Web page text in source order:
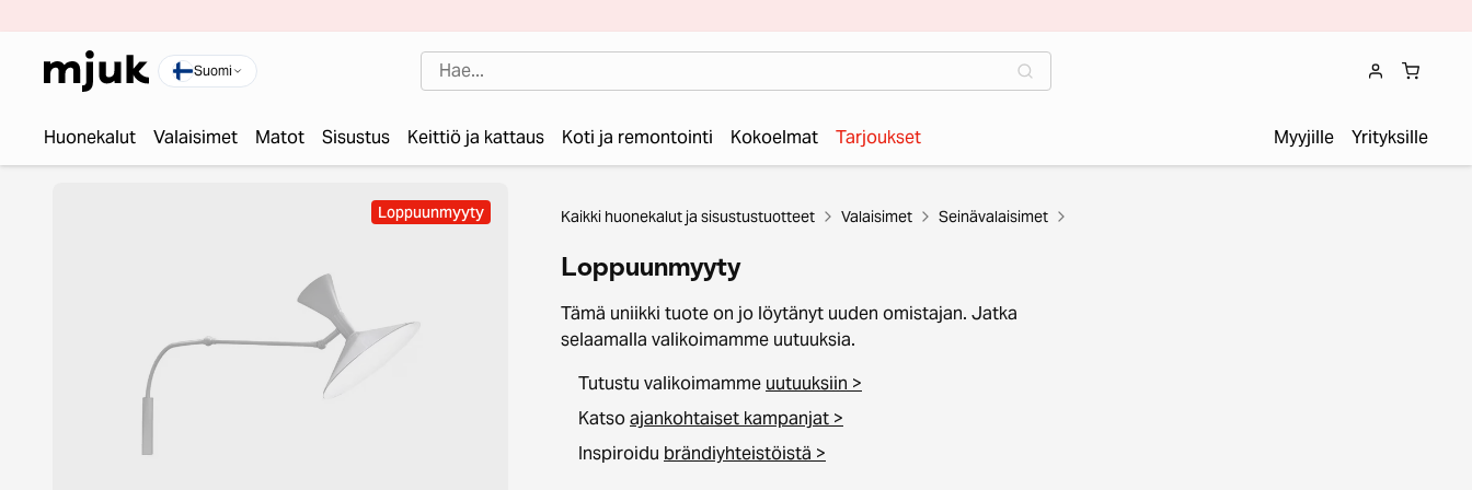
Suomi
Huonekalut Valaisimet Matot Sisustus Keittiö ja kattaus Koti ja remontointi Kokoelmat Tarjoukset Myyjille Yrityksille
Loppuunmyyty Kaikki huonekalut ja sisustustuotteet Valaisimet Seinävalaisimet
Loppuunmyyty
Tämä uniikki tuote on jo löytänyt uuden omistajan. Jatka
selaamalla valikoimamme uutuuksia.
Tutustu valikoimamme uutuuksiin >
Katsoajankohtaiset kampanjat >
Inspiroidu brändiyhteistöistä >